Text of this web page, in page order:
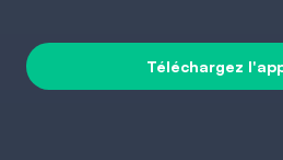
Téléchargez